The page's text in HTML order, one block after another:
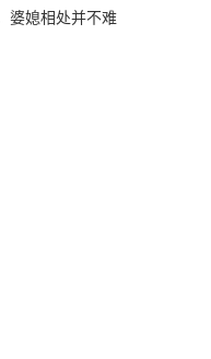
婆媳相处并不难